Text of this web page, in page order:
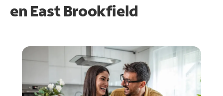
en East Brookfield